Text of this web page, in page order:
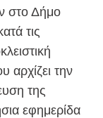
στο Δήμο
τις
αρχίζει την
της
εφημερίδα